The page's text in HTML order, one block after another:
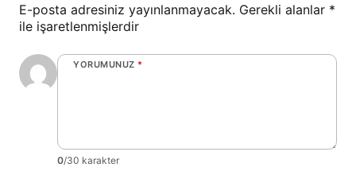
E-posta adresiniz yayınlanmayacak. Gerekli alanlar *
ile işaretlenmişlerdir
YORUMUNUZ *
0/30 karakter